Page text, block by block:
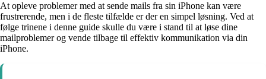
At opleve problemer med at sende mails fra sin iPhone kan være
frustrerende, men i de fleste tilfælde er der en simpel løsning. Ved at
følge trinene i denne guide skulle du være i stand til at løse dine
mailproblemer og vende tilbage til effektiv kommunikation via din
iPhone.